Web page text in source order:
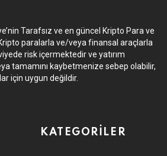
Tarafsız ve en güncel Kripto Para ve
paralarla ve/veya finansal araçlarla
risk içermektedir ve yatırım
tamamını kaybetmenize sebep olabilir,
için uygun değildir.
KATEGORILER